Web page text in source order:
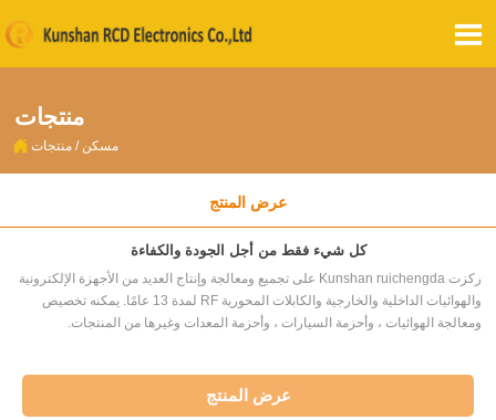

منتجات
 مسكن / منتجات
عرض المنتج
كل شيء فقط من أجل الجودة والكفاءة
ركزت Kunshan ruichengda على تجميع ومعالجة وإنتاج العديد من الأجهزة الإلكترونية
والهوائيات الداخلية والخارجية والكابلات المحورية RF لمدة 13 عامًا. يمكنه تخصيص
ومعالجة الهوائيات ، وأحزمة السيارات ، وأحزمة المعدات وغيرها من المنتجات.
عرض المنتج